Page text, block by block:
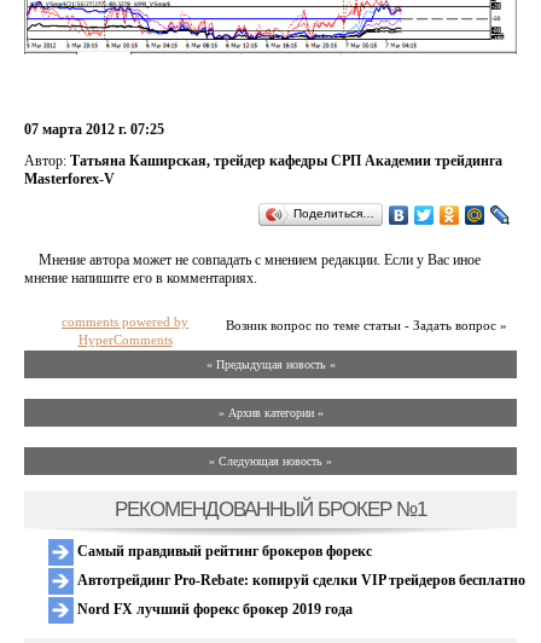
07 марта 2012 г. 07:25
Автор: Татьяна Каширская, трейдер кафедры СРП Академии трейдинга
Masterforex-V
Поделиться…
Мнение автора может не совпадать с мнением редакции. Если у Вас иное
мнение напишите его в комментариях.
Возник вопрос по теме статьи - Задать вопрос »
comments powered by
HyperComments
« Предыдущая новость «
» Архив категории «
» Следующая новость »
РЕКОМЕНДОВАННЫЙ БРОКЕР №1
Самый правдивый рейтинг брокеров форекс
Автотрейдинг Pro-Rebate: копируй сделки VIP трейдеров бесплатно
Nord FX лучший форекс брокер 2019 года